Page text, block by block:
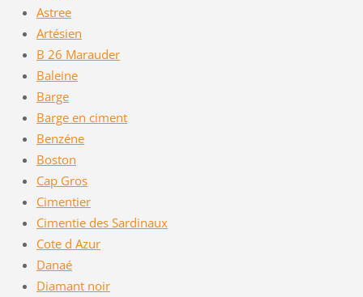
Astree
Artésien
B 26 Marauder
Baleine
Barge
Barge en ciment
Benzéne
Boston
Cap Gros
Cimentier
Cimentie des Sardinaux
Cote d Azur
Danaé
Diamant noir